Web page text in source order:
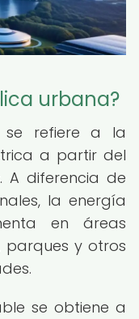
urbana?
se refiere a la
a partir del
A diferencia de
la energía
en áreas
parques y otros
se obtiene a